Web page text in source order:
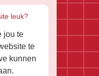
leuk?
jou te
te
kunnen